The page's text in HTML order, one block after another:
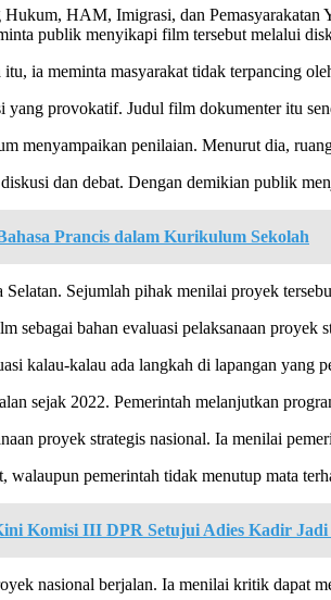
HAM, Imigrasi, dan Pemasyarakatan
publik menyikapi film tersebut melalui
ia meminta masyarakat tidak terpancing
provokatif. Judul film dokumenter itu
menyampaikan penilaian. Menurut dia,
dan debat. Dengan demikian publik
Prancis dalam Kurikulum Sekolah
Sejumlah pihak menilai proyek
bahan evaluasi pelaksanaan proyek
kalau-kalau ada langkah di lapangan yang
sejak 2022. Pemerintah melanjutkan
proyek strategis nasional. Ia menilai
pemerintah tidak menutup mata
Komisi III DPR Setujui Adies Kadir
nasional berjalan. Ia menilai kritik dapat